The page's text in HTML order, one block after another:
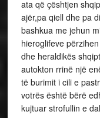
ata që çështjen
ajër,pa qiell dhe pa
bashkua me jehun
hieroglifeve
dhe heraldikës
autokton rrinë një
të burimit i cili e
votrës është bërë
kujtuar strofullin e